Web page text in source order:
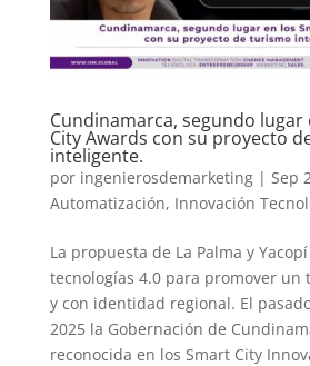
Cundinamarca, segundo lugar
City Awards con su proyecto
inteligente.
por ingenierosdemarketing| Sep
Automatización, Innovación
La propuesta de La Palma y
tecnologías 4.0 para promover un
y con identidad regional. El
2025 la Gobernación de
reconocida en los Smart City